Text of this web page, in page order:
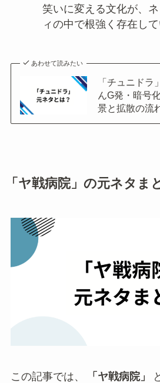
笑いに変える文化が、
ィの中で根強く存在して
あわせて読みたい
「チュニドラ
んG発・暗号
景と拡散の流
「ヤ戦病院」の元ネタま
この記事では、 「ヤ戦病院」